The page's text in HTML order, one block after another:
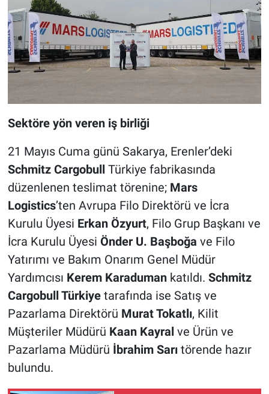
Sektöre yön veren iş birliği
21 Mayıs Cuma günü Sakarya, Erenler’deki
Schmitz Cargobull Türkiye fabrikasında
düzenlenen teslimat törenine; Mars
Logistics’ten Avrupa Filo Direktörü ve İcra
Kurulu Üyesi Erkan Özyurt, Filo Grup Başkanı ve
İcra Kurulu Üyesi Önder U. Başboğa ve Filo
Yatırımı ve Bakım Onarım Genel Müdür
Yardımcısı Kerem Karadumankatıldı. Schmitz
Cargobull Türkiyetarafında ise Satış ve
Pazarlama Direktörü Murat Tokatlı, Kilit
Müşteriler Müdürü Kaan Kayral ve Ürün ve
Pazarlama Müdürü İbrahim Sarıtörende hazır
bulundu.